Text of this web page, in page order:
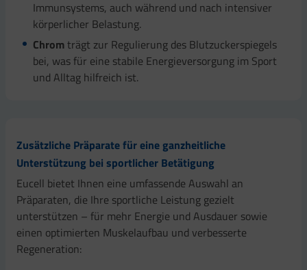
Immunsystems, auch während und nach intensiver
körperlicher Belastung.
Chromträgt zur Regulierung des Blutzuckerspiegels
bei, was für eine stabile Energieversorgung im Sport
und Alltag hilfreich ist.
Zusätzliche Präparate für eine ganzheitliche
Unterstützung bei sportlicher Betätigung
Eucell bietet Ihnen eine umfassende Auswahl an
Präparaten, die Ihre sportliche Leistung gezielt
unterstützen – für mehr Energie und Ausdauer sowie
einen optimierten Muskelaufbau und verbesserte
Regeneration: